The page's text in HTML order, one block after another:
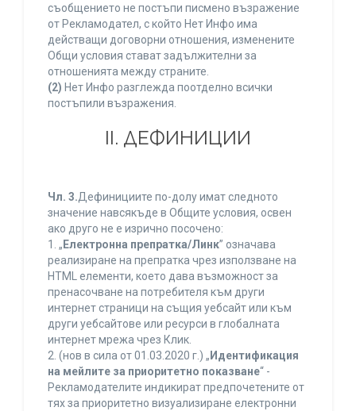
съобщението не постъпи писмено възражение
от Рекламодател, с който Нет Инфо има
действащи договорни отношения, изменените
Общи условия стават задължителни за
отношенията между страните.
(2) Нет Инфо разглежда поотделно всички
постъпили възражения.
ІІ. ДЕФИНИЦИИ
Чл. 3.Дефинициите по-долу имат следното
значение навсякъде в Общите условия, освен
ако друго не е изрично посочено:
1. „ Електронна препратка/Линк” означава
реализиране на препратка чрез използване на
HTML елементи, което дава възможност за
пренасочване на потребителя към други
интернет страници на същия уебсайт или към
други уебсайтове или ресурси в глобалната
интернет мрежа чрез Клик.
2. (нов в сила от 01.03.2020 г.) „ Идентификация
на мейлите за приоритетно показване“ -
Рекламодателите индикират предпочетените от
тях за приоритетно визуализиране електронни